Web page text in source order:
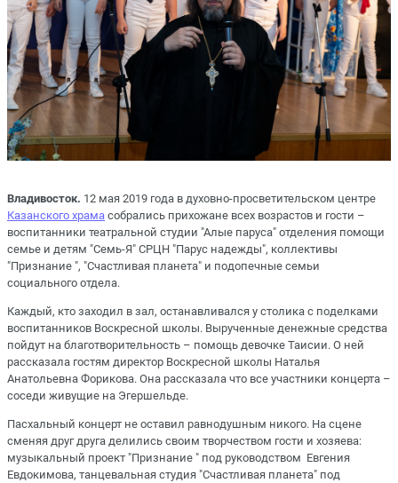
Владивосток. 12 мая 2019 года в духовно-просветительском центре
Казанского храма собрались прихожане всех возрастов и гости –
воспитанники театральной студии "Алые паруса" отделения помощи
семье и детям "Семь-Я" СРЦН "Парус надежды", коллективы
"Признание ", "Счастливая планета" и подопечные семьи
социального отдела.
Каждый, кто заходил в зал, останавливался у столика с поделками
воспитанников Воскресной школы. Вырученные денежные средства
пойдут на благотворительность – помощь девочке Таисии. О ней
рассказала гостям директор Воскресной школы Наталья
Анатольевна Форикова. Она рассказала что все участники концерта –
соседи живущие на Эгершельде.
Пасхальный концерт не оставил равнодушным никого. На сцене
сменяя друг друга делились своим творчеством гости и хозяева:
музыкальный проект "Признание " под руководством Евгения
Евдокимова, танцевальная студия "Счастливая планета" под